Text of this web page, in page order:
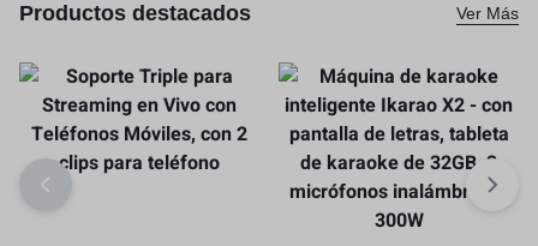
Productos destacados Ver Más